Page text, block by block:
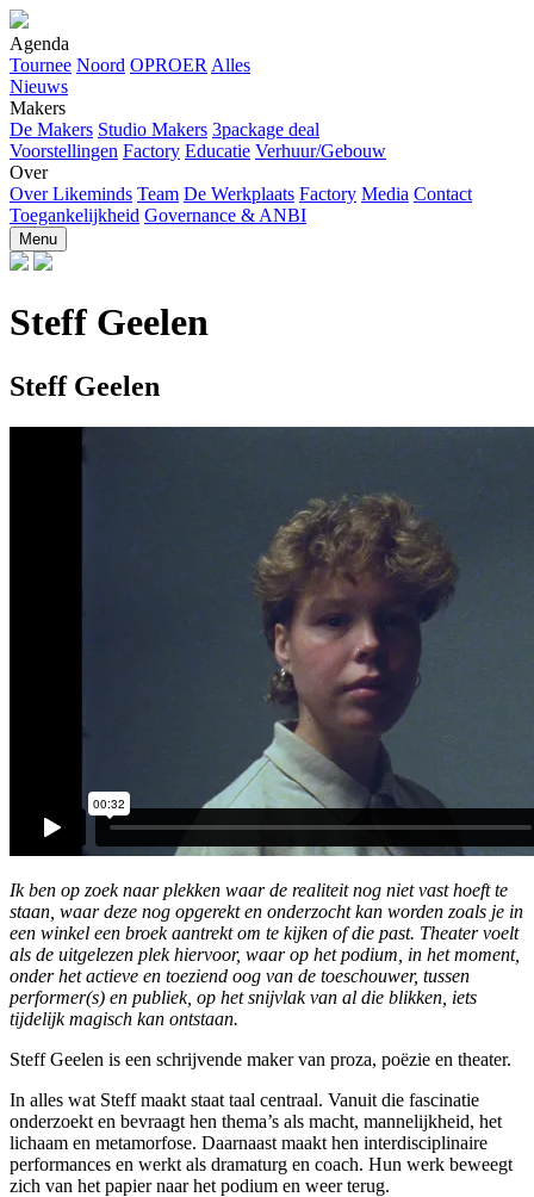
Agenda
Tournee Noord OPROER Alles
Nieuws
Makers
De Makers Studio Makers 3package deal
Voorstellingen Factory Educatie Verhuur/Gebouw
Over
Over Likeminds Team De Werkplaats Factory Media Contact
Toegankelijkheid Governance & ANBI
Menu
Steff Geelen
Steff Geelen
Ik ben op zoek naar plekken waar de realiteit nog niet vast hoeft te
staan, waar deze nog opgerekt en onderzocht kan worden zoals je in
een winkel een broek aantrekt om te kijken of die past. Theater voelt
als de uitgelezen plek hiervoor, waar op het podium, in het moment,
onder het actieve en toeziend oog van de toeschouwer, tussen
performer(s) en publiek, op het snijvlak van al die blikken, iets
tijdelijk magisch kan ontstaan.
Steff Geelen is een schrijvende maker van proza, poëzie en theater.
In alles wat Steff maakt staat taal centraal. Vanuit die fascinatie
onderzoekt en bevraagt hen thema’s als macht, mannelijkheid, het
lichaam en metamorfose. Daarnaast maakt hen interdisciplinaire
performances en werkt als dramaturg en coach. Hun werk beweegt
zich van het papier naar het podium en weer terug.